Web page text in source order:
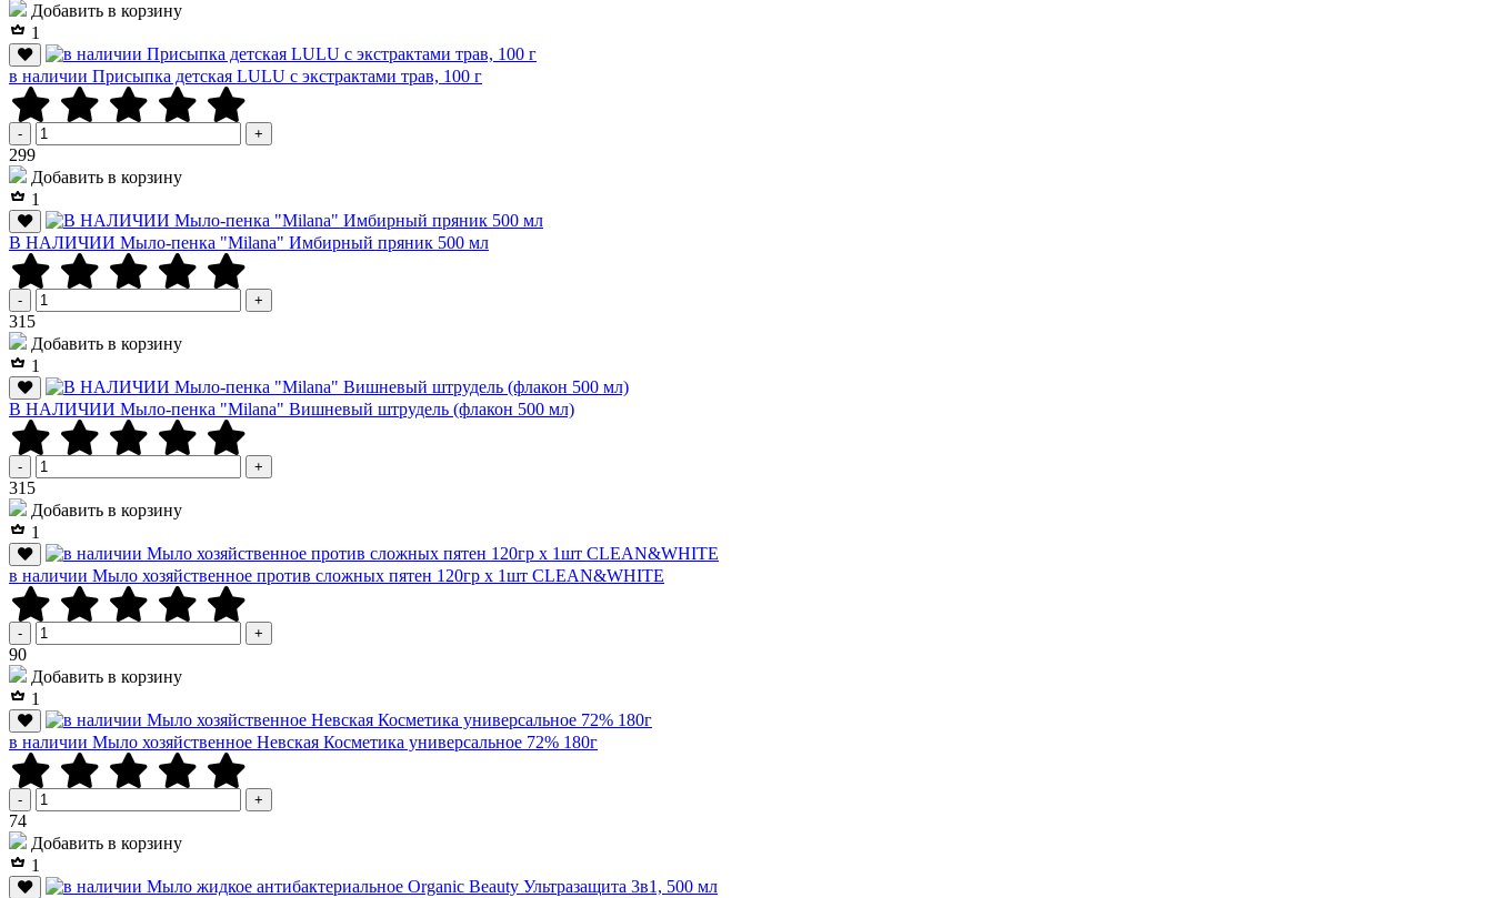
Добавить в корзину
1
в наличии Присыпка детская LULU с экстрактами трав, 100 г
- +
299Р
Добавить в корзину
1
В НАЛИЧИИ Мыло-пенка "Milana" Имбирный пряник 500 мл
- +
315Р
Добавить в корзину
1
В НАЛИЧИИ Мыло-пенка "Milana" Вишневый штрудель (флакон 500 мл)
- +
315Р
Добавить в корзину
1
в наличии Мыло хозяйственное против сложных пятен 120гр х 1шт CLEAN&WHITE
- +
90Р
Добавить в корзину
1
в наличии Мыло хозяйственное Невская Косметика универсальное 72% 180г
- +
74Р
Добавить в корзину
1